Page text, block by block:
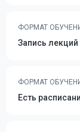
ФОРМАТ
Запись
ФОРМАТ
Есть